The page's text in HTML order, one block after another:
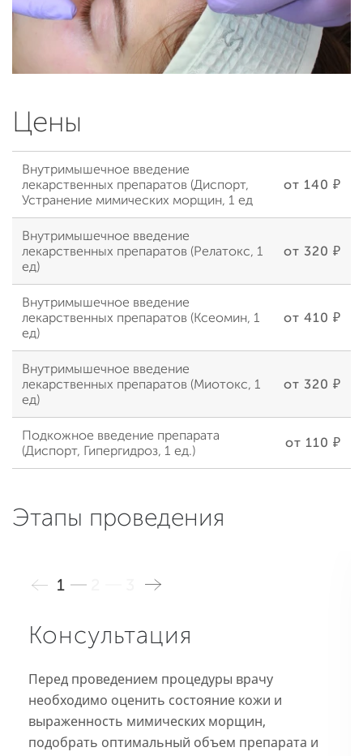
Цены
Внутримышечное введение
лекарственных препаратов (Диспорт,
Устранение мимических морщин, 1 ед
от 140 ₽
Внутримышечное введение
лекарственных препаратов (Релатокс, 1
ед)
от 320 ₽
Внутримышечное введение
лекарственных препаратов (Ксеомин, 1
ед)
от 410 ₽
Внутримышечное введение
лекарственных препаратов (Миотокс, 1
ед)
от 320 ₽
Подкожное введение препарата
(Диспорт, Гипергидроз, 1 ед.)
от 110 ₽
Этапы проведения
1
Консультация
Перед проведением процедуры врачу
необходимо оценить состояние кожи и
выраженность мимических морщин,
подобрать оптимальный объем препарата и